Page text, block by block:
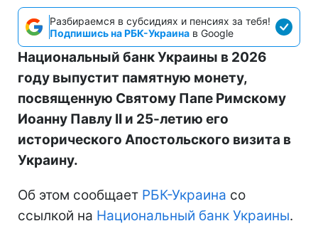
Разбираемся в субсидиях и пенсиях за тебя!
Подпишись на РБК-Украина в Google
Национальный банк Украины в 2026
году выпустит памятную монету,
посвященную Святому Папе Римскому
Иоанну Павлу II и 25-летию его
исторического Апостольского визита в
Украину.
Об этом сообщает РБК-Украина со
ссылкой на Национальный банк Украины.